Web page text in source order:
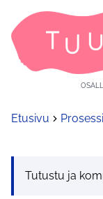
Etusivu
Tutustu ja